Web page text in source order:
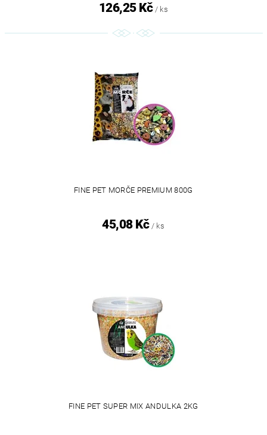
126,25 Kč / ks
FINE PET MORČE PREMIUM 800G
45,08 Kč / ks
FINE PET SUPER MIX ANDULKA 2KG